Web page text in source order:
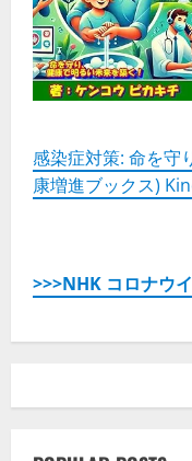
感染症対策: 命を守
康増進ブックス)
>>>NHK コロナウ